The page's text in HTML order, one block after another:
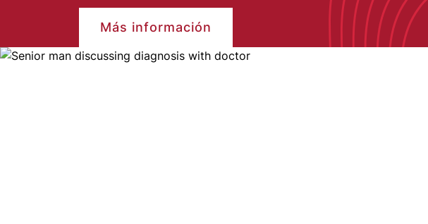
Más información
Image